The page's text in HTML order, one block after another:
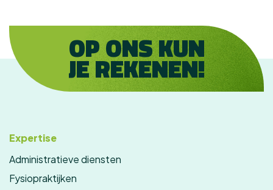
OP ONS KUN
JE REKENEN!
Expertise
Administratieve diensten
Fysiopraktijken